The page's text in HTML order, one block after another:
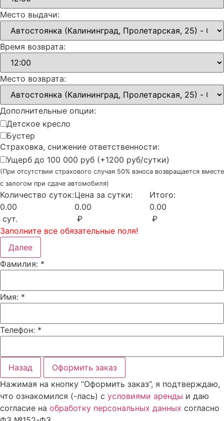
Место выдачи:
Время возврата:
Место возврата:
Дополнительные опции:
Детское кресло
Бустер
Страховка, снижение ответственности:
Ущерб до 100 000 руб (+1200 руб/сутки)
(При отсутствии страхового случая 50% взноса возвращается вместе
с залогом при сдаче автомобиля)
Количество суток:
0.00
сут.
Цена за сутки:
0.00
₽
Итого:
0.00
₽
Заполните все обязательные поля!
Далее
Фамилия: *
Имя: *
Телефон: *
Назад
Оформить заказ
Нажимая на кнопку “Оформить заказ”, я подтверждаю,
что ознакомился (-лась) с условиями аренды и даю
согласие на обработку персональных данных согласно